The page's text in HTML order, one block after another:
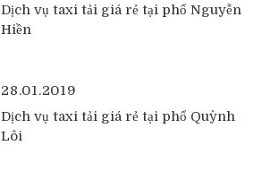
Dịch vụ taxi tải giá rẻ tại phố Nguyễn
Hiền
28.01.2019
Dịch vụ taxi tải giá rẻ tại phố Quỳnh
Lôi